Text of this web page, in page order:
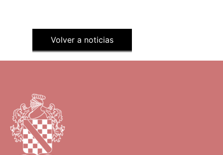
Volver a noticias